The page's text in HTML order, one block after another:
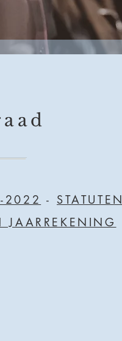
2022 - STATUTEN
JAARREKENING